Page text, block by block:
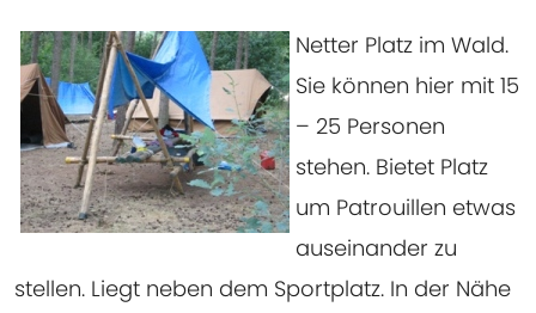
Netter Platz im Wald.
Sie können hier mit 15
– 25 Personen
stehen. Bietet Platz
um Patrouillen etwas
auseinander zu
stellen. Liegt neben dem Sportplatz. In der Nähe